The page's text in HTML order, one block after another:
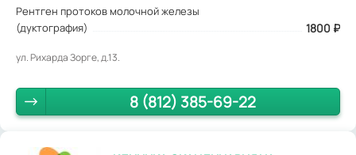
Рентген протоков молочной железы
(дуктография)
1800 ₽
ул. Рихарда Зорге, д.13.
8 (812) 385-69-22